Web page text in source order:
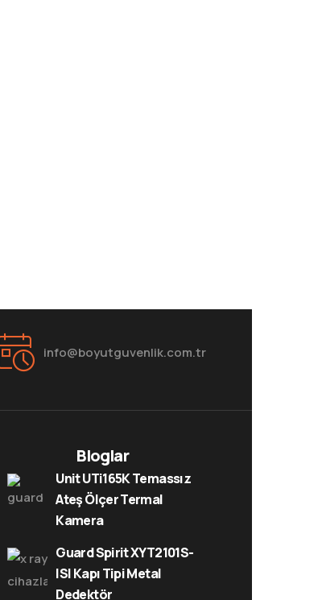
info@boyutguvenlik.com.tr
Bloglar
Unit UTi165K Temassız
Ateş Ölçer Termal
Kamera
Guard Spirit XYT2101S-
ISI Kapı Tipi Metal
Dedektör